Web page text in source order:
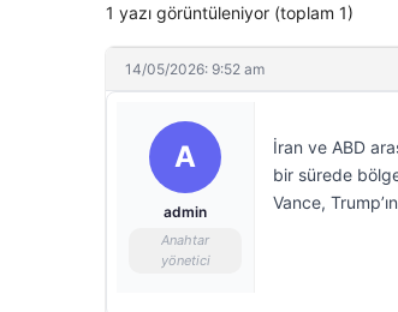
1 yazı görüntüleniyor (toplam 1)
14/05/2026: 9:52 am
A
admin
Anahtar
yönetici
İran ve ABD
bir sürede
Vance,